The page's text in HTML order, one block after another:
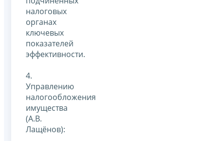
налоговых
органах
ключевых
показателей
эффективности.
4.
Управлению
налогообложения
имущества
(А.В.
Лащёнов):